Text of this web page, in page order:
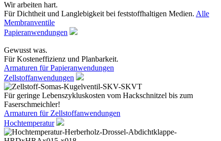
Wir arbeiten hart.
Für Dichtheit und Langlebigkeit bei feststoffhaltigen Medien. Alle
Membranventile
Papieranwendungen
Gewusst was.
Für Kosteneffizienz und Planbarkeit.
Armaturen für Papieranwendungen
Zellstoffanwendungen
Für geringe Lebenszykluskosten vom Hackschnitzel bis zum
Faserschmeichler!
Armaturen für Zellstoffanwendungen
Hochtemperatur